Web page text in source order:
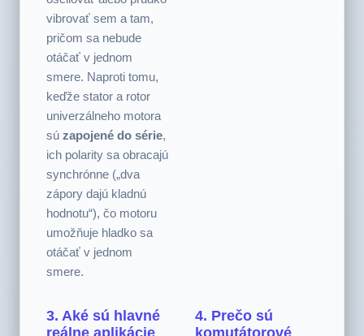
magnetickom poli iba
oscilovať alebo prudko
vibrovať sem a tam,
pričom sa nebude
otáčať v jednom
smere. Naproti tomu,
keďže stator a rotor
univerzálneho motora
súzapojené do série
ich polarity sa obracajú
synchrónne („dva
zápory dajú kladnú
hodnotu“), čo motoru
umožňuje hladko sa
smere.